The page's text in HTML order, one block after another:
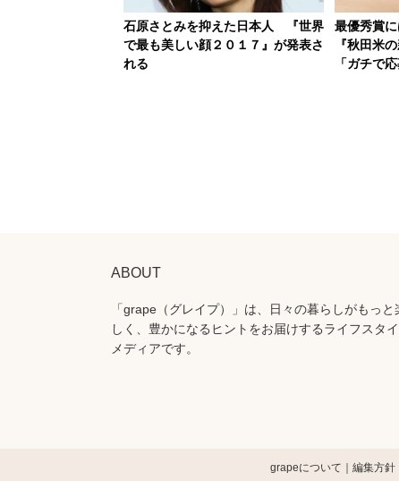
石原さとみを抑えた日本人 『世界
で最も美しい顔２０１７』が発表さ
れる
最優秀賞
『秋田米
「ガチで
ABOUT
「grape（グレイプ）」は、日々の暮らしがもっと
しく、豊かになるヒントをお届けするライフスタ
メディアです。
grapeについて 編集方針